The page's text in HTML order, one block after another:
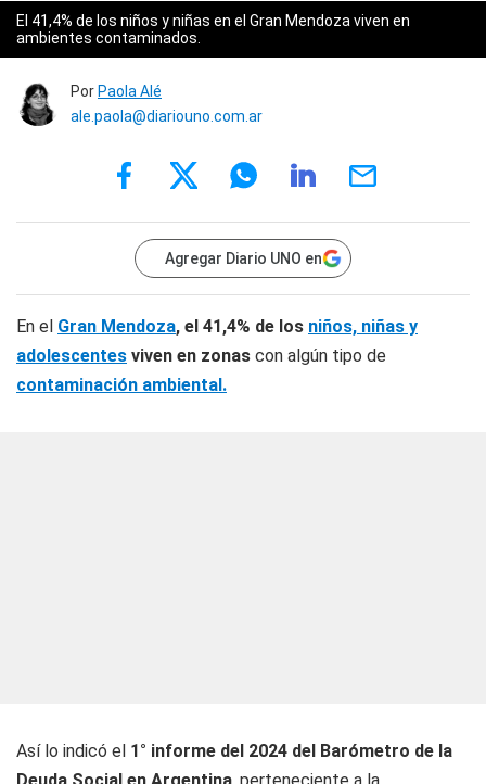
El 41,4% de los niños y niñas en el Gran Mendoza viven en
ambientes contaminados.
Por Paola Alé
ale.paola@diariouno.com.ar
Agregar Diario UNO en
En el Gran Mendoza, el 41,4% de los niños, niñas y
adolescentes viven en zonas con algún tipo de
contaminación ambiental.
Así lo indicó el 1° informe del 2024 del Barómetro de la